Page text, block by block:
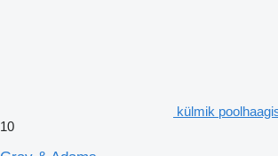
külmik
10